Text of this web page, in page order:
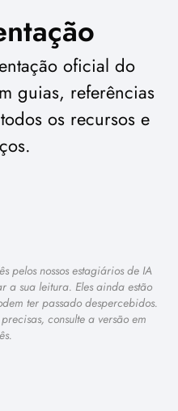
oficial do
guias, referências
os recursos e
pelos nossos estagiários de IA
a sua leitura. Eles ainda estão
ter passado despercebidos.
consulte a versão em